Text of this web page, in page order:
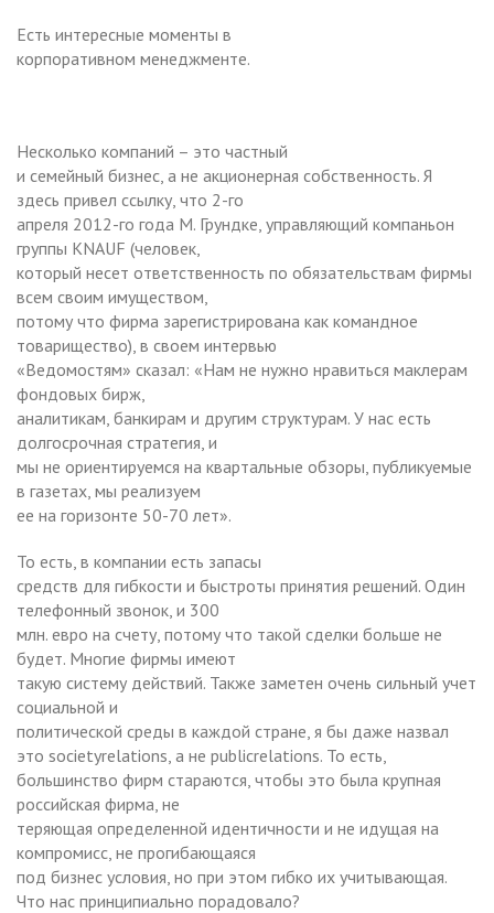
Есть интересные моменты в
корпоративном менеджменте.
Несколько компаний – это частный
и семейный бизнес, а не акционерная собственность. Я
здесь привел ссылку, что 2-го
апреля 2012-го года М. Грундке, управляющий компаньон
группы KNAUF (человек,
который несет ответственность по обязательствам фирмы
всем своим имуществом,
потому что фирма зарегистрирована как командное
товарищество), в своем интервью
«Ведомостям» сказал: «Нам не нужно нравиться маклерам
фондовых бирж,
аналитикам, банкирам и другим структурам. У нас есть
долгосрочная стратегия, и
мы не ориентируемся на квартальные обзоры, публикуемые
в газетах, мы реализуем
ее на горизонте 50-70 лет».
То есть, в компании есть запасы
средств для гибкости и быстроты принятия решений. Один
телефонный звонок, и 300
млн. евро на счету, потому что такой сделки больше не
будет. Многие фирмы имеют
такую систему действий. Также заметен очень сильный учет
социальной и
политической среды в каждой стране, я бы даже назвал
это societyrelations, а не publicrelations. То есть,
большинство фирм стараются, чтобы это была крупная
российская фирма, не
теряющая определенной идентичности и не идущая на
компромисс, не прогибающаяся
под бизнес условия, но при этом гибко их учитывающая.
Что нас принципиально порадовало?